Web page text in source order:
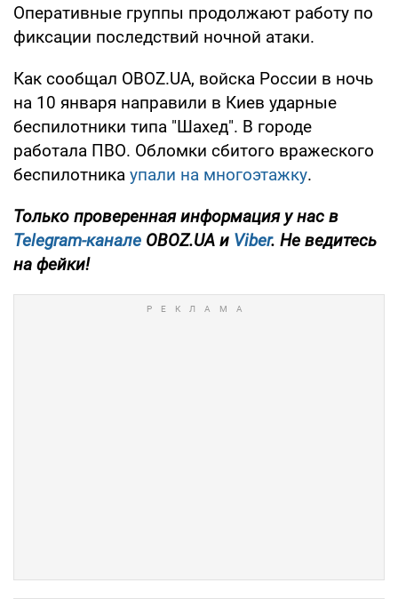
Оперативные группы продолжают работу по
фиксации последствий ночной атаки.
Как сообщал OBOZ.UA, войска России в ночь
на 10 января направили в Киев ударные
беспилотники типа "Шахед". В городе
работала ПВО. Обломки сбитого вражеского
беспилотника упали на многоэтажку.
Только проверенная информация у нас в
Telegram-канале OBOZ.UA и Viber. Не ведитесь
на фейки!